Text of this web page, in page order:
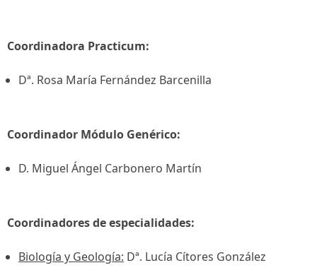
Coordinadora Practicum:
Dª. Rosa María Fernández Barcenilla
Coordinador Módulo Genérico:
D. Miguel Ángel Carbonero Martín
Coordinadores de especialidades:
Biología y Geología: Dª. Lucía Cítores González